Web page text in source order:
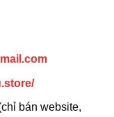
bán website,